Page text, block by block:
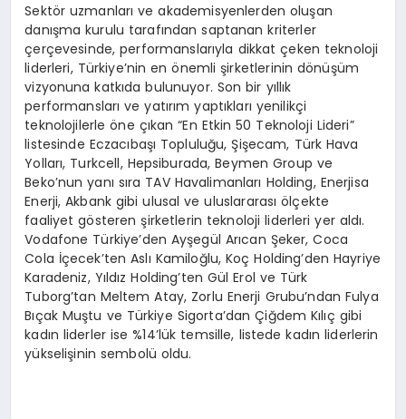
Sektör uzmanları ve akademisyenlerden oluşan
danışma kurulu tarafından saptanan kriterler
çerçevesinde, performanslarıyla dikkat çeken teknoloji
liderleri, Türkiye’nin en önemli şirketlerinin dönüşüm
vizyonuna katkıda bulunuyor. Son bir yıllık
performansları ve yatırım yaptıkları yenilikçi
teknolojilerle öne çıkan “En Etkin 50 Teknoloji Lideri”
listesinde Eczacıbaşı Topluluğu, Şişecam, Türk Hava
Yolları, Turkcell, Hepsiburada, Beymen Group ve
Beko’nun yanı sıra TAV Havalimanları Holding, Enerjisa
Enerji, Akbank gibi ulusal ve uluslararası ölçekte
faaliyet gösteren şirketlerin teknoloji liderleri yer aldı.
Vodafone Türkiye’den Ayşegül Arıcan Şeker, Coca
Cola İçecek’ten Aslı Kamiloğlu, Koç Holding’den Hayriye
Karadeniz, Yıldız Holding’ten Gül Erol ve Türk
Tuborg’tan Meltem Atay, Zorlu Enerji Grubu’ndan Fulya
Bıçak Muştu ve Türkiye Sigorta’dan Çiğdem Kılıç gibi
kadın liderler ise %14’lük temsille, listede kadın liderlerin
yükselişinin sembolü oldu.